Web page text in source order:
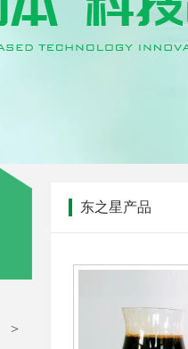
>
东之星产品